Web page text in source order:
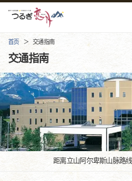
首页 交通指南
交通指南
距离立山阿尔卑斯山脉路